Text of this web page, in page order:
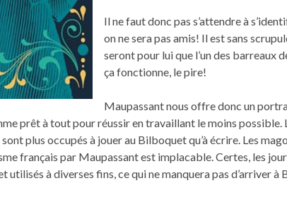
Il ne faut donc pas s’attendre à
on ne sera pas amis! Il est sans
seront pour lui que l’un des barreaux
ça fonctionne, le pire!
Maupassant nous offre donc un
prêt à tout pour réussir en travaillant le moins possible.
plus occupés à jouer au Bilboquet qu’à écrire. Les
français par Maupassant est implacable. Certes, les
utilisés à diverses fins, ce qui ne manquera pas d’arriver à